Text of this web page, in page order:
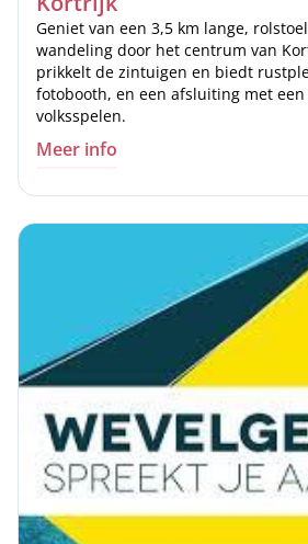
Geniet van een 3,5 km lange,
wandeling door het centrum van
prikkelt de zintuigen en biedt
fotobooth, en een afsluiting met
volksspelen.
Meer info